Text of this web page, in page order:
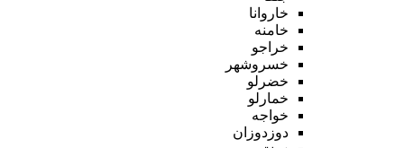
خاروانا
خامنه
خراجو
خسروشهر
خضرلو
خمارلو
خواجه
دوزدوزان